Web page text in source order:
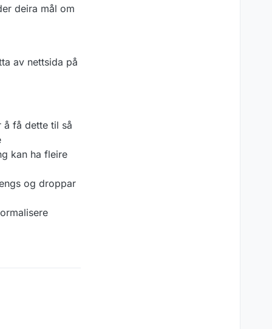
deira mål om
av nettsida på
å få dette til så
kan ha fleire
og droppar